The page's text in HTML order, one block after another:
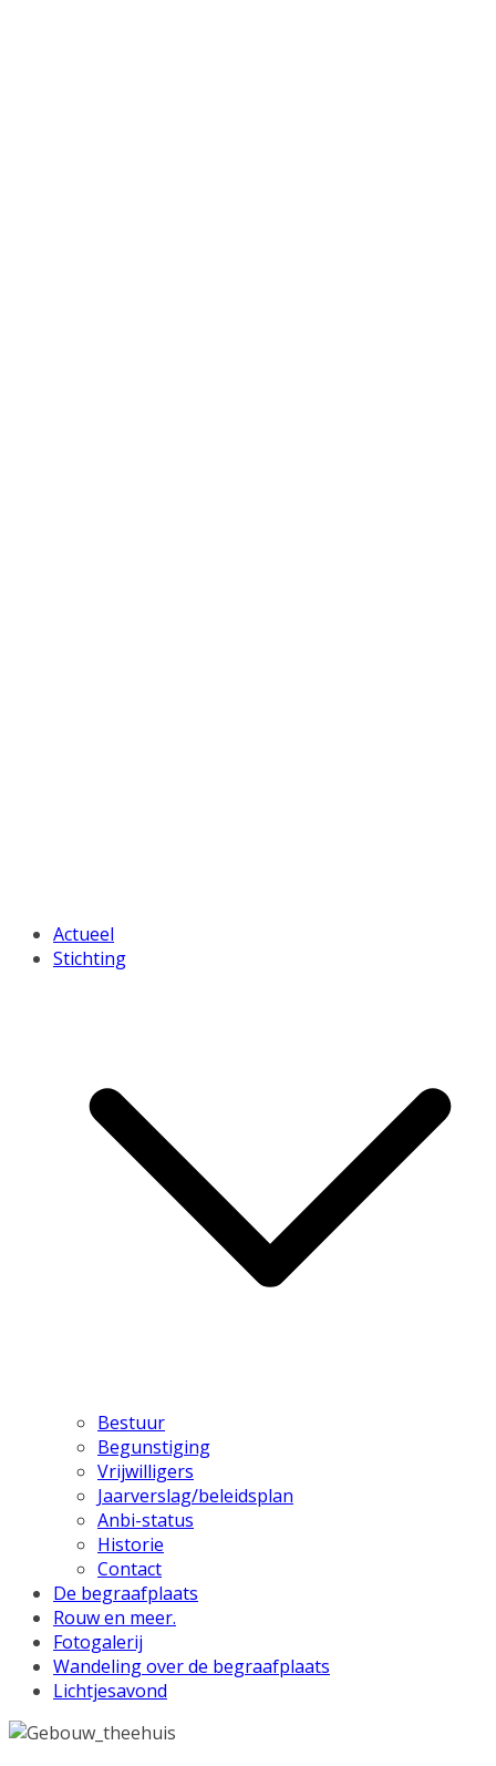
Actueel
Stichting
Bestuur
Begunstiging
Vrijwilligers
Jaarverslag/beleidsplan
Anbi-status
Historie
Contact
De begraafplaats
Rouw en meer.
Fotogalerij
Wandeling over de begraafplaats
Lichtjesavond